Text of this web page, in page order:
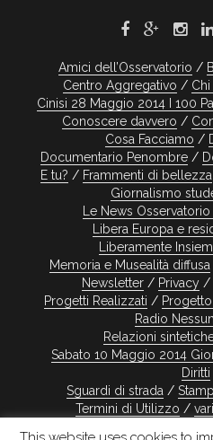
Amici dell’Osservatorio
Centro Aggregativo
Cinisi 28 Maggio 2014 I 100
Conoscere davvero
Cosa Facciamo
Documentario Penombre
E tu?
Frammenti di bellezza
Giornalismo
Le News
Libera Europa e
Liberamente
Memoria e Musealità diffusa
Newsletter
Privacy
Progetti Realizzati
Radio
Relazioni
Sabato 10 Maggio 2014
Diritti
Sguardi di strada
Termini di Utilizzo